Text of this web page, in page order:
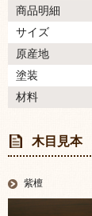
商品明細
サイズ
原産地
塗装
材料
木目見本
紫檀